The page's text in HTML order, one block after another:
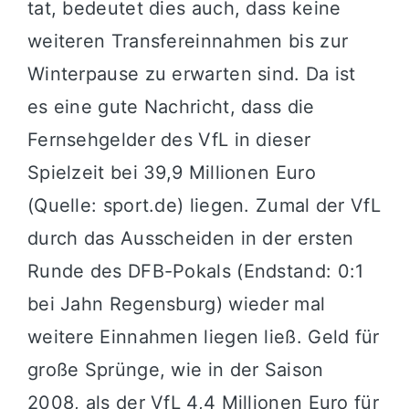
tat, bedeutet dies auch, dass keine
weiteren Transfereinnahmen bis zur
Winterpause zu erwarten sind. Da ist
es eine gute Nachricht, dass die
Fernsehgelder des VfL in dieser
Spielzeit bei 39,9 Millionen Euro
(Quelle: sport.de) liegen. Zumal der VfL
durch das Ausscheiden in der ersten
Runde des DFB-Pokals (Endstand: 0:1
bei Jahn Regensburg) wieder mal
weitere Einnahmen liegen ließ. Geld für
große Sprünge, wie in der Saison
2008, als der VfL 4,4 Millionen Euro für